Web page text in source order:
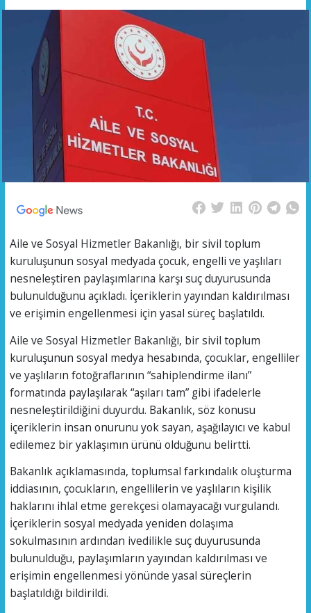
Aile ve Sosyal Hizmetler Bakanlığı, bir sivil toplum
kuruluşunun sosyal medyada çocuk, engelli ve yaşlıları
nesneleştiren paylaşımlarına karşı suç duyurusunda
bulunulduğunu açıkladı. İçeriklerin yayından kaldırılması
ve erişimin engellenmesi için yasal süreç başlatıldı.
Aile ve Sosyal Hizmetler Bakanlığı, bir sivil toplum
kuruluşunun sosyal medya hesabında, çocuklar, engelliler
ve yaşlıların fotoğraflarının “sahiplendirme ilanı”
formatında paylaşılarak “aşıları tam” gibi ifadelerle
nesneleştirildiğini duyurdu. Bakanlık, söz konusu
içeriklerin insan onurunu yok sayan, aşağılayıcı ve kabul
edilemez bir yaklaşımın ürünü olduğunu belirtti.
Bakanlık açıklamasında, toplumsal farkındalık oluşturma
iddiasının, çocukların, engellilerin ve yaşlıların kişilik
haklarını ihlal etme gerekçesi olamayacağı vurgulandı.
İçeriklerin sosyal medyada yeniden dolaşıma
sokulmasının ardından ivedilikle suç duyurusunda
bulunulduğu, paylaşımların yayından kaldırılması ve
erişimin engellenmesi yönünde yasal süreçlerin
başlatıldığı bildirildi.